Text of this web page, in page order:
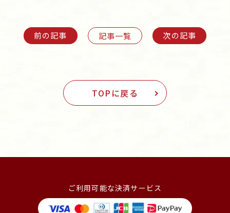
前の記事 記事一覧 次の記事
TOPに戻る
ご利用可能な決済サービス